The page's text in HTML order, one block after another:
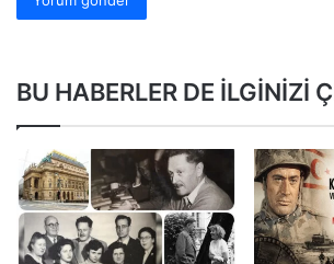
BU HABERLER DE İLGİNİZİ